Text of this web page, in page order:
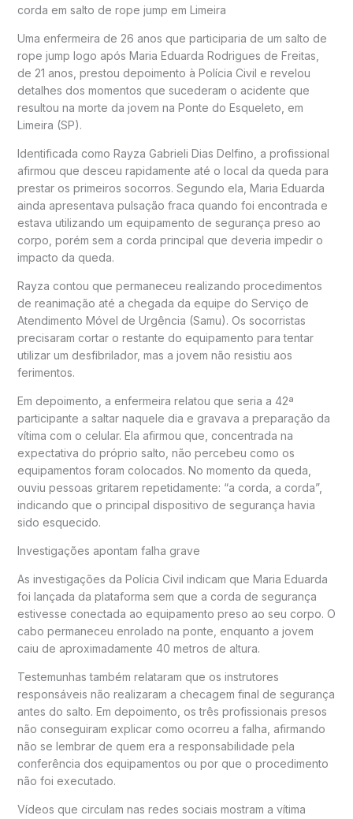
corda em salto de rope jump em Limeira
Uma enfermeira de 26 anos que participaria de um salto de
rope jump logo após Maria Eduarda Rodrigues de Freitas,
de 21 anos, prestou depoimento à Polícia Civil e revelou
detalhes dos momentos que sucederam o acidente que
resultou na morte da jovem na Ponte do Esqueleto, em
Limeira (SP).
Identificada como Rayza Gabrieli Dias Delfino, a profissional
afirmou que desceu rapidamente até o local da queda para
prestar os primeiros socorros. Segundo ela, Maria Eduarda
ainda apresentava pulsação fraca quando foi encontrada e
estava utilizando um equipamento de segurança preso ao
corpo, porém sem a corda principal que deveria impedir o
impacto da queda.
Rayza contou que permaneceu realizando procedimentos
de reanimação até a chegada da equipe do Serviço de
Atendimento Móvel de Urgência (Samu). Os socorristas
precisaram cortar o restante do equipamento para tentar
utilizar um desfibrilador, mas a jovem não resistiu aos
ferimentos.
Em depoimento, a enfermeira relatou que seria a 42ª
participante a saltar naquele dia e gravava a preparação da
vítima com o celular. Ela afirmou que, concentrada na
expectativa do próprio salto, não percebeu como os
equipamentos foram colocados. No momento da queda,
ouviu pessoas gritarem repetidamente: “a corda, a corda”,
indicando que o principal dispositivo de segurança havia
sido esquecido.
Investigações apontam falha grave
As investigações da Polícia Civil indicam que Maria Eduarda
foi lançada da plataforma sem que a corda de segurança
estivesse conectada ao equipamento preso ao seu corpo. O
cabo permaneceu enrolado na ponte, enquanto a jovem
caiu de aproximadamente 40 metros de altura.
Testemunhas também relataram que os instrutores
responsáveis não realizaram a checagem final de segurança
antes do salto. Em depoimento, os três profissionais presos
não conseguiram explicar como ocorreu a falha, afirmando
não se lembrar de quem era a responsabilidade pela
conferência dos equipamentos ou por que o procedimento
não foi executado.
Vídeos que circulam nas redes sociais mostram a vítima